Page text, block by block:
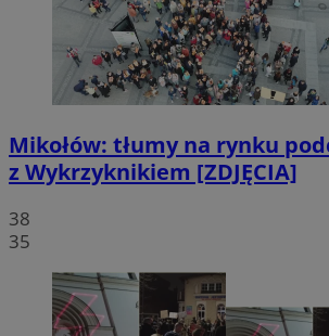
Mikołów: tłumy na rynku
z Wykrzyknikiem [ZDJĘCIA]
38
35